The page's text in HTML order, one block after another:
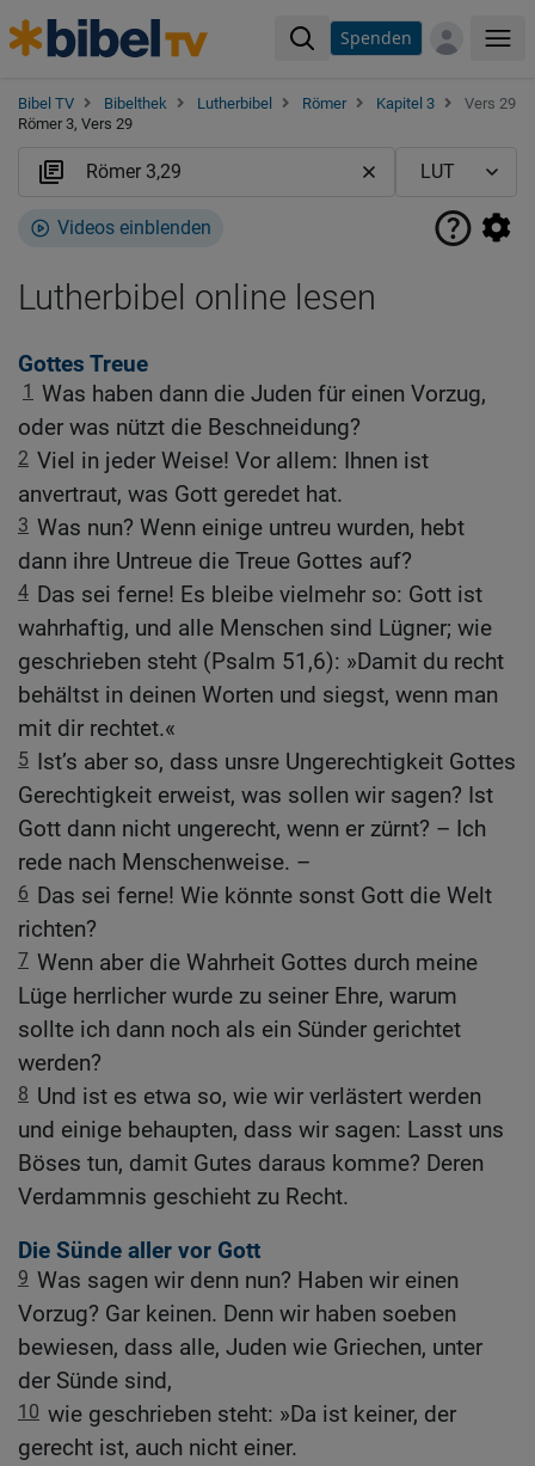
Spenden
Bibel TV Bibelthek Lutherbibel Römer Kapitel 3
Vers 29
Römer 3, Vers 29
Videos einblenden
Lutherbibel online lesen
Gottes Treue
1 Was haben dann die Juden für einen Vorzug,
oder was nützt die Beschneidung?
2 Viel in jeder Weise! Vor allem: Ihnen ist
anvertraut, was Gott geredet hat.
3 Was nun? Wenn einige untreu wurden, hebt
dann ihre Untreue die Treue Gottes auf?
4 Das sei ferne! Es bleibe vielmehr so: Gott ist
wahrhaftig, und alle Menschen sind Lügner; wie
geschrieben steht (Psalm 51,6): »Damit du recht
behältst in deinen Worten und siegst, wenn man
mit dir rechtet.«
5 Ist’s aber so, dass unsre Ungerechtigkeit Gottes
Gerechtigkeit erweist, was sollen wir sagen? Ist
Gott dann nicht ungerecht, wenn er zürnt? – Ich
rede nach Menschenweise. –
6 Das sei ferne! Wie könnte sonst Gott die Welt
richten?
7 Wenn aber die Wahrheit Gottes durch meine
Lüge herrlicher wurde zu seiner Ehre, warum
sollte ich dann noch als ein Sünder gerichtet
werden?
8 Und ist es etwa so, wie wir verlästert werden
und einige behaupten, dass wir sagen: Lasst uns
Böses tun, damit Gutes daraus komme? Deren
Verdammnis geschieht zu Recht.
Die Sünde aller vor Gott
9 Was sagen wir denn nun? Haben wir einen
Vorzug? Gar keinen. Denn wir haben soeben
bewiesen, dass alle, Juden wie Griechen, unter
der Sünde sind,
10 wie geschrieben steht: »Da ist keiner, der
gerecht ist, auch nicht einer.